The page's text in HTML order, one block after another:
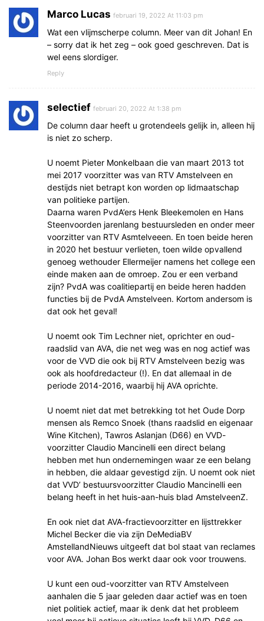
Marco Lucas februari 19, 2022 At 11:03 pm
Wat een vlijmscherpe column. Meer van dit Johan! En
– sorry dat ik het zeg – ook goed geschreven. Dat is
wel eens slordiger.
Reply
selectief februari 20, 2022 At 1:38 pm
De column daar heeft u grotendeels gelijk in, alleen hij
is niet zo scherp.
U noemt Pieter Monkelbaan die van maart 2013 tot
mei 2017 voorzitter was van RTV Amstelveen en
destijds niet betrapt kon worden op lidmaatschap
van politieke partijen.
Daarna waren PvdA’ers Henk Bleekemolen en Hans
Steenvoorden jarenlang bestuursleden en onder meer
voorzitter van RTV Asmtelveeen. En toen beide heren
in 2020 het bestuur verlieten, toen wilde opvallend
genoeg wethouder Ellermeijer namens het college een
einde maken aan de omroep. Zou er een verband
zijn? PvdA was coalitiepartij en beide heren hadden
functies bij de PvdA Amstelveen. Kortom andersom is
dat ook het geval!
U noemt ook Tim Lechner niet, oprichter en oud-
raadslid van AVA, die net weg was en nog actief was
voor de VVD die ook bij RTV Amstelveen bezig was
ook als hoofdredacteur (!). En dat allemaal in de
periode 2014-2016, waarbij hij AVA oprichte.
U noemt niet dat met betrekking tot het Oude Dorp
mensen als Remco Snoek (thans raadslid en eigenaar
Wine Kitchen), Tawros Aslanjan (D66) en VVD-
voorzitter Claudio Mancinelli een direct belang
hebben met hun ondernemingen waar ze een belang
in hebben, die aldaar gevestigd zijn. U noemt ook niet
dat VVD’ bestuursvoorzitter Claudio Mancinelli een
belang heeft in het huis-aan-huis blad AmstelveenZ.
En ook niet dat AVA-fractievoorzitter en lijsttrekker
Michel Becker die via zijn DeMediaBV
AmstellandNieuws uitgeeft dat bol staat van reclames
voor AVA. Johan Bos werkt daar ook voor trouwens.
U kunt een oud-voorzitter van RTV Amstelveen
aanhalen die 5 jaar geleden daar actief was en toen
niet politiek actief, maar ik denk dat het probleem